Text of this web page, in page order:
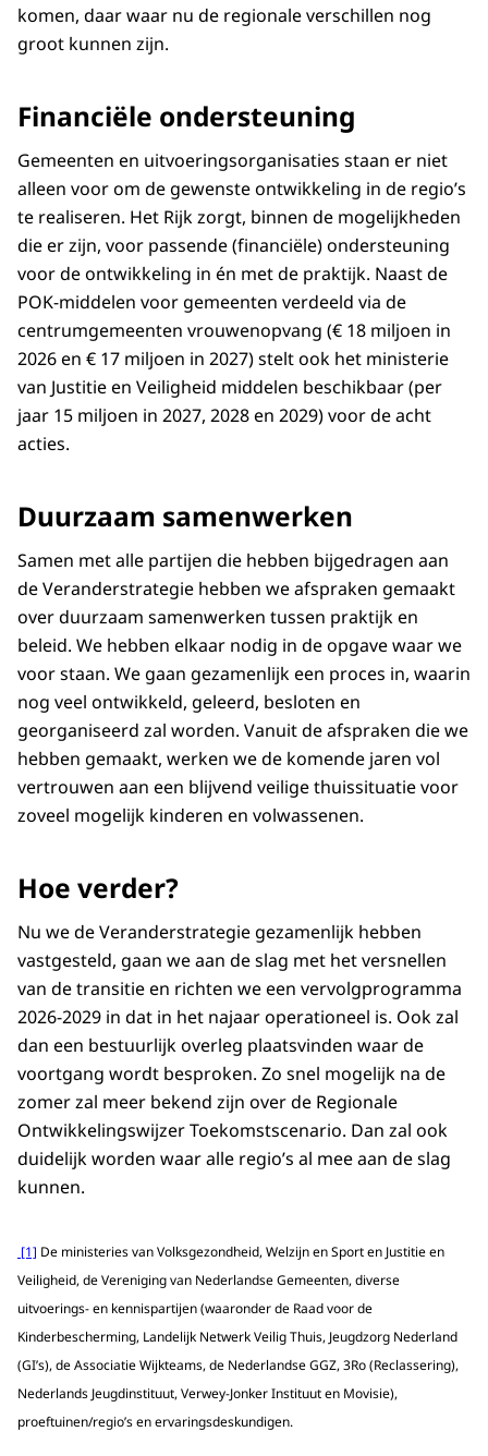
komen, daar waar nu de regionale verschillen nog
groot kunnen zijn.
Financiële ondersteuning
Gemeenten en uitvoeringsorganisaties staan er niet
alleen voor om de gewenste ontwikkeling in de regio’s
te realiseren. Het Rijk zorgt, binnen de mogelijkheden
die er zijn, voor passende (financiële) ondersteuning
voor de ontwikkeling in én met de praktijk. Naast de
POK-middelen voor gemeenten verdeeld via de
centrumgemeenten vrouwenopvang (€ 18 miljoen in
2026 en € 17 miljoen in 2027) stelt ook het ministerie
van Justitie en Veiligheid middelen beschikbaar (per
jaar 15 miljoen in 2027, 2028 en 2029) voor de acht
acties.
Duurzaam samenwerken
Samen met alle partijen die hebben bijgedragen aan
de Veranderstrategie hebben we afspraken gemaakt
over duurzaam samenwerken tussen praktijk en
beleid. We hebben elkaar nodig in de opgave waar we
voor staan. We gaan gezamenlijk een proces in, waarin
nog veel ontwikkeld, geleerd, besloten en
georganiseerd zal worden. Vanuit de afspraken die we
hebben gemaakt, werken we de komende jaren vol
vertrouwen aan een blijvend veilige thuissituatie voor
zoveel mogelijk kinderen en volwassenen.
Hoe verder?
Nu we de Veranderstrategie gezamenlijk hebben
vastgesteld, gaan we aan de slag met het versnellen
van de transitie en richten we een vervolgprogramma
2026-2029 in dat in het najaar operationeel is. Ook zal
dan een bestuurlijk overleg plaatsvinden waar de
voortgang wordt besproken. Zo snel mogelijk na de
zomer zal meer bekend zijn over de Regionale
Ontwikkelingswijzer Toekomstscenario. Dan zal ook
duidelijk worden waar alle regio’s al mee aan de slag
kunnen.
[1] De ministeries van Volksgezondheid, Welzijn en Sport en Justitie en
Veiligheid, de Vereniging van Nederlandse Gemeenten, diverse
uitvoerings- en kennispartijen (waaronder de Raad voor de
Kinderbescherming, Landelijk Netwerk Veilig Thuis, Jeugdzorg Nederland
(GI’s), de Associatie Wijkteams, de Nederlandse GGZ, 3Ro (Reclassering),
Nederlands Jeugdinstituut, Verwey-Jonker Instituut en Movisie),
proeftuinen/regio’s en ervaringsdeskundigen.